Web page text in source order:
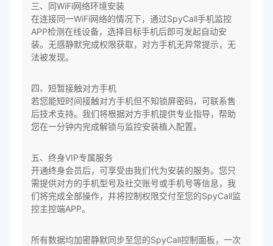
三、同WiFi网络环境安装
在连接同一WiFi网络的情况下，通过SpyCall手机监控
APP检测在线设备，选择目标手机后即可发起自动安
装。无感静默完成权限获取，对方手机无异常提示，无
法被发现。
四、短暂接触对方手机
若您能短时间接触对方手机但不知锁屏密码，可联系售
后技术支持。我们将根据对方手机提供专业指导，帮助
您在一分钟内完成解锁与监控安装植入配置。
五、终身VIP专属服务
开通终身会员后，可享受由我们代为安装的服务。您只
需提供对方的手机型号及社交账号或手机号等信息，我
们将完成全部操作，并将控制权限交付至您的SpyCall监
控主控端APP。
所有数据均加密静默同步至您的SpyCall控制面板，一次